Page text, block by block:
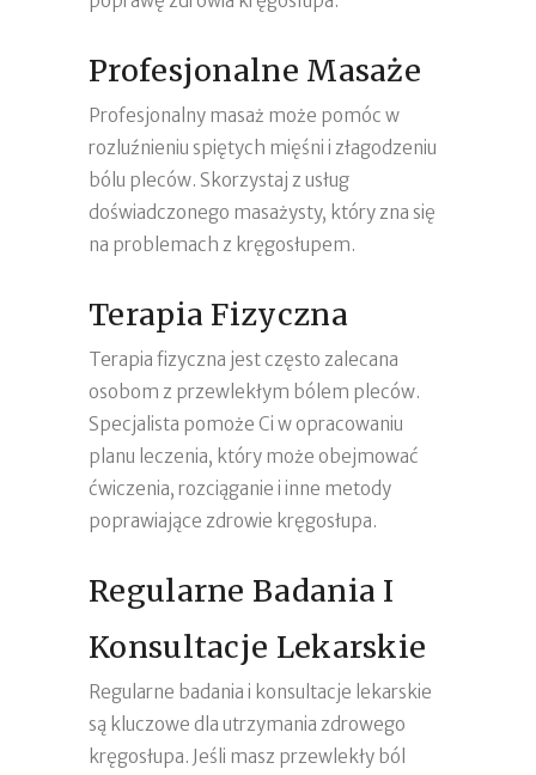
Profesjonalne Masaże
Profesjonalny masaż może pomóc w
rozluźnieniu spiętych mięśni i złagodzeniu
bólu pleców. Skorzystaj z usług
doświadczonego masażysty, który zna się
na problemach z kręgosłupem.
Terapia Fizyczna
Terapia fizyczna jest często zalecana
osobom z przewlekłym bólem pleców.
Specjalista pomoże Ci w opracowaniu
planu leczenia, który może obejmować
ćwiczenia, rozciąganie i inne metody
poprawiające zdrowie kręgosłupa.
Regularne Badania I
Konsultacje Lekarskie
Regularne badania i konsultacje lekarskie
są kluczowe dla utrzymania zdrowego
kręgosłupa. Jeśli masz przewlekły ból